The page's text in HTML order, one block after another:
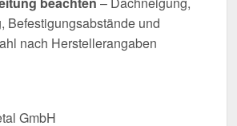
Befestigungsabstände und
nach Herstellerangaben
GmbH